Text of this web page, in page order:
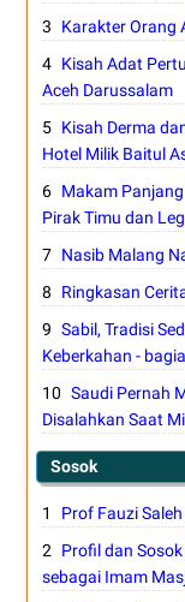
Karakter Orang
Kisah Adat
Aceh Darussalam
Kisah Derma
Hotel Milik Baitul
Makam
Pirak Timu dan
Nasib Malang
Ringkasan
Sabil, Tradisi
Keberkahan -
Saudi Pernah
Disalahkan Saat
Sosok
Prof Fauzi
Profil dan
sebagai Imam